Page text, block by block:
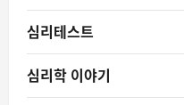
심리테스트
심리학 이야기